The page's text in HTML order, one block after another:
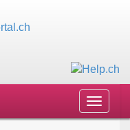
Toggle